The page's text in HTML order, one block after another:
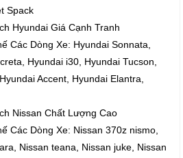
Spack
Hyundai Giá Cạnh Tranh
Các Dòng Xe: Hyundai Sonnata,
Hyundai i30, Hyundai Tucson,
Accent, Hyundai Elantra,
Nissan Chất Lượng Cao
Các Dòng Xe: Nissan 370z nismo,
Nissan teana, Nissan juke, Nissan